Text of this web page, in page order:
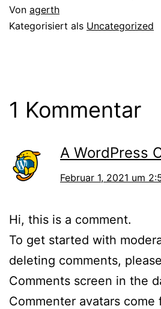
Von agerth
Kategorisiert als Uncategorized
1 Kommentar
A WordPress
Februar 1, 2021 um
Hi, this is a comment.
To get started with
deleting comments,
Comments screen in the
Commenter avatars come